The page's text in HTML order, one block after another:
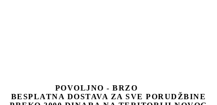
POVOLJNO - BRZO
BESPLATNA DOSTAVA ZA SVE PORUDŽBINE